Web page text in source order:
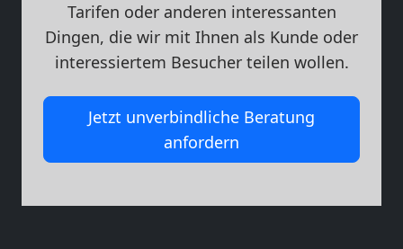
Tarifen oder anderen interessanten
Dingen, die wir mit Ihnen als Kunde oder
interessiertem Besucher teilen wollen.
Jetzt unverbindliche Beratung
anfordern